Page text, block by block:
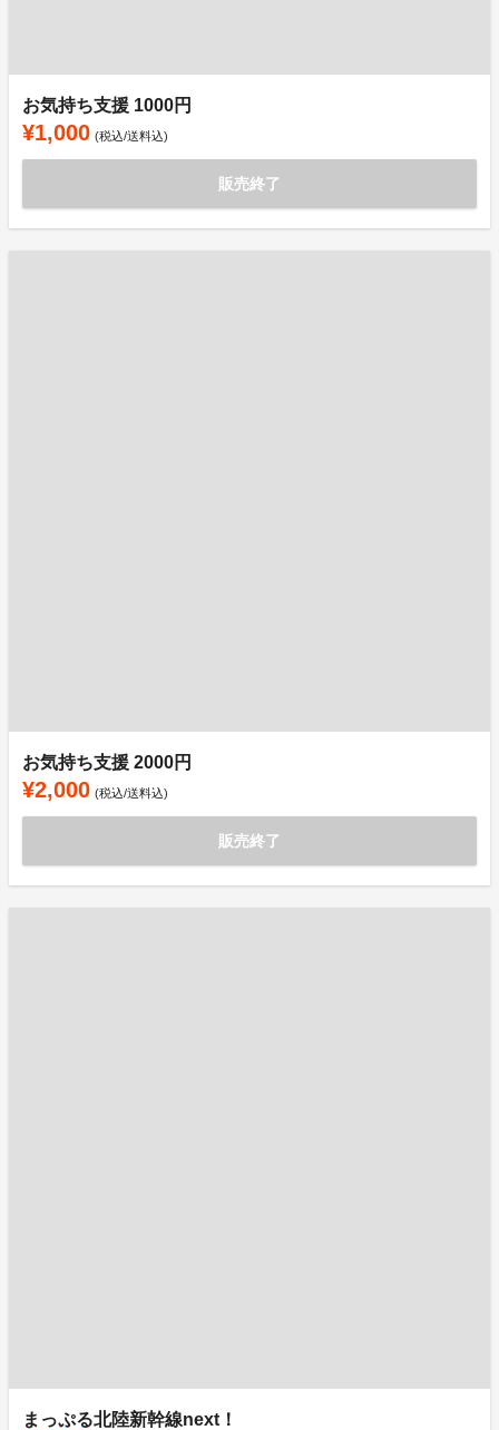
お気持ち支援 1000円
¥1,000 (税込/送料込)
販売終了
お気持ち支援 2000円
¥2,000 (税込/送料込)
販売終了
まっぷる北陸新幹線next！